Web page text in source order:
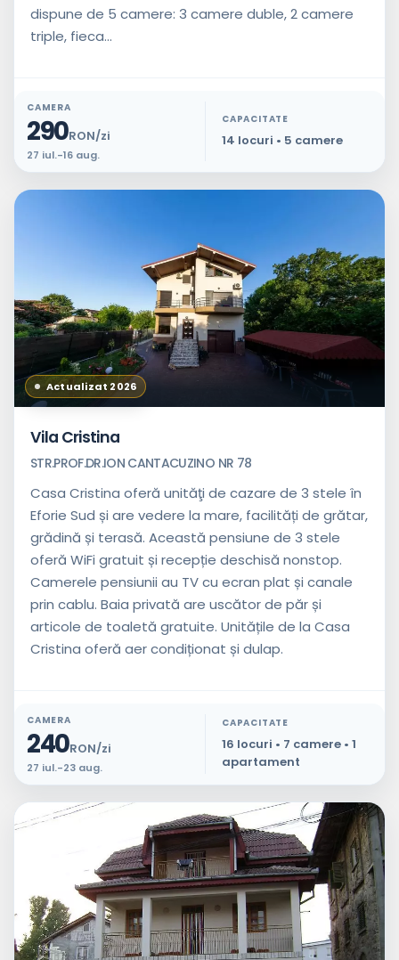
dispune de 5 camere: 3 camere duble, 2 camere
triple, fieca...
CAMERA
290RON/zi
27 iul.-16 aug.
CAPACITATE
14 locuri • 5 camere
Actualizat 2026
Vila Cristina
STR.PROF.DR.ION CANTACUZINO NR 78
Casa Cristina oferă unităţi de cazare de 3 stele în
Eforie Sud și are vedere la mare, facilități de grătar,
grădină și terasă. Această pensiune de 3 stele
oferă WiFi gratuit și recepție deschisă nonstop.
Camerele pensiunii au TV cu ecran plat și canale
prin cablu. Baia privată are uscător de păr și
articole de toaletă gratuite. Unitățile de la Casa
Cristina oferă aer condiționat și dulap.
CAMERA
240RON/zi
27 iul.-23 aug.
CAPACITATE
16 locuri • 7 camere • 1
apartament